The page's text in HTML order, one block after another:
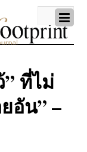
” ที่ไม่
อัน” –